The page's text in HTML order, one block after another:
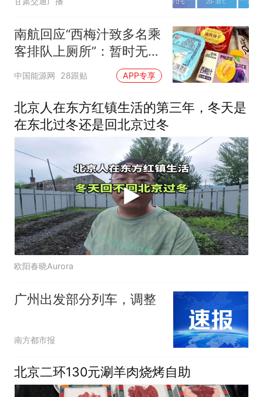
南航回应“西梅汁致多名乘
客排队上厕所”：暂时无法
核查是否发放西梅汁
中国能源网 28跟贴 APP专享
北京人在东方红镇生活的第三年，冬天是
在东北过冬还是回北京过冬
欧阳春晓Aurora
广州出发部分列车，调整
南方都市报
北京二环130元涮羊肉烧烤自助